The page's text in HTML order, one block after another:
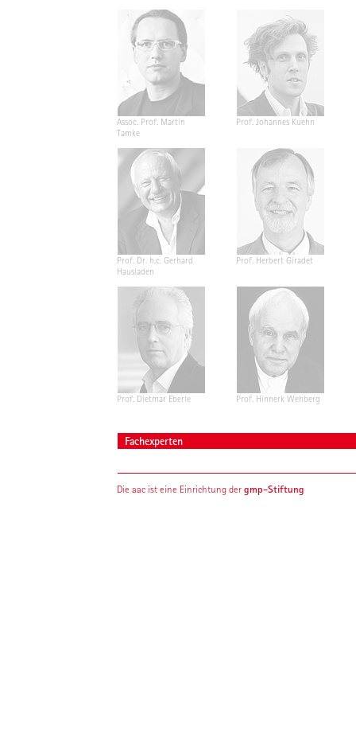
Assoc. Prof. Martin
Tamke
Prof. Johannes Kuehn
Prof. Dr. h.c. Gerhard
Hausladen
Prof. Herbert Giradet
Prof. Dietmar Eberle Prof. Hinnerk Wehberg
Fachexperten
Die aac ist eine Einrichtung dergmp-Stiftung